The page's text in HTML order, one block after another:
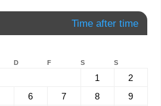
Time after time
D F S S
1
2
6 7 8 9